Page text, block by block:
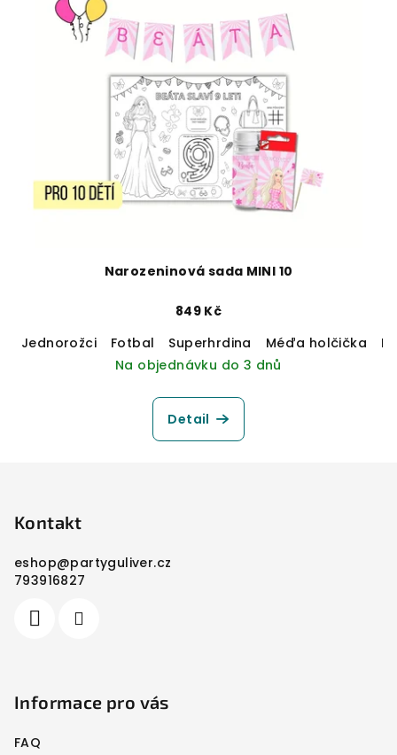
Narozeninová sada MINI 10
849 Kč
Jednorožci
Fotbal Superhrdina Méďa holčička
Na objednávku do 3 dnů
Detail
Kontakt
eshop@partyguliver.cz
793916827
Informace pro vás
FAQ